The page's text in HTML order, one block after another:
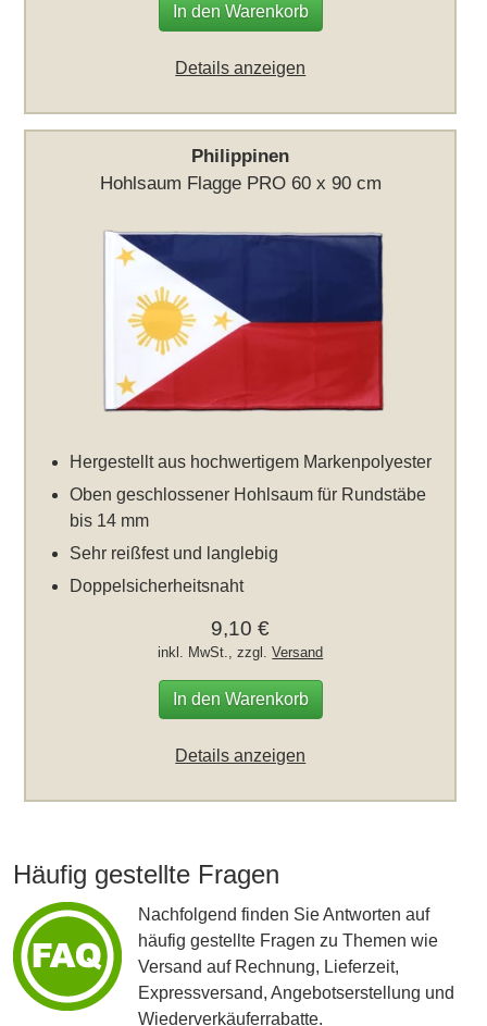
In den Warenkorb
Details anzeigen
Philippinen
Hohlsaum Flagge PRO 60 x 90 cm
Hergestellt aus hochwertigem Markenpolyester
Oben geschlossener Hohlsaum für Rundstäbe
bis 14 mm
Sehr reißfest und langlebig
Doppelsicherheitsnaht
9,10 €
inkl. MwSt., zzgl.Versand
In den Warenkorb
Details anzeigen
Häufig gestellte Fragen
Nachfolgend finden Sie Antworten auf
häufig gestellte Fragen zu Themen wie
Versand auf Rechnung, Lieferzeit,
Expressversand, Angebotserstellung und
Wiederverkäuferrabatte.